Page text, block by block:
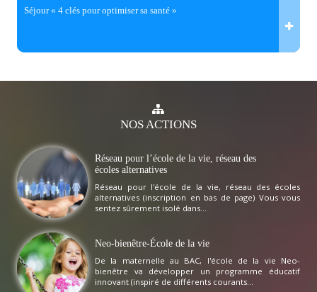
Séjour « 4 clés pour optimiser sa santé »
NOSACTIONS
Réseau pour l’école de la vie, réseau des
écoles alternatives
Réseau pour l'école de la vie, réseau des écoles
alternatives (inscription en bas de page) Vous vous
sentez sûrement isolé dans...
Neo-bienêtre-École de la vie
De la maternelle au BAC, l'école de la vie Neo-
bienêtre va développer un programme éducatif
innovant (inspiré de différents courants...